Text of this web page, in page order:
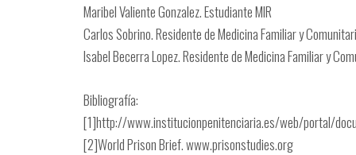
Maribel Valiente Gonzalez. Estudiante MIR
Carlos Sobrino. Residente de Medicina Familiar y
Isabel Becerra Lopez. Residente de Medicina Familiar y
Bibliografía:
[1]http://www.institucionpenitenciaria.es/web/portal/
[2]World Prison Brief. www.prisonstudies.org